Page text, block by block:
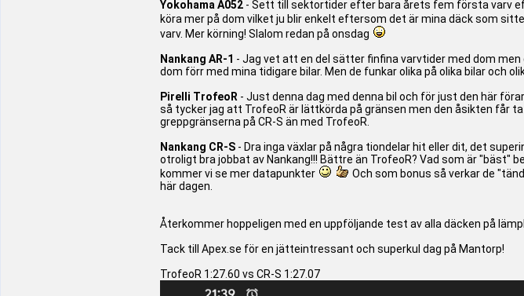
Yokohama A052 - Sett till sektortider efter bara årets fem första varv
köra mer på dom vilket ju blir enkelt eftersom det är mina däck som
varv. Mer körning! Slalom redan på onsdag
Nankang AR-1 - Jag vet att en del sätter finfina varvtider med dom
dom förr med mina tidigare bilar. Men de funkar olika på olika bilar och
Pirelli TrofeoR - Just denna dag med denna bil och för just den här
så tycker jag att TrofeoR är lättkörda på gränsen men den åsikten får
greppgränserna på CR-S än med TrofeoR.
Nankang CR-S - Dra inga växlar på några tiondelar hit eller dit, det
otroligt bra jobbat av Nankang!!! Bättre än TrofeoR? Vad som är "bäst"
kommer vi se mer datapunkter
Och som bonus så verkar de
här dagen.
Återkommer hoppeligen med en uppföljande test av alla däcken på
Tack till Apex.se för en jätteintressant och superkul dag på Mantorp!
TrofeoR 1:27.60 vs CR-S 1:27.07